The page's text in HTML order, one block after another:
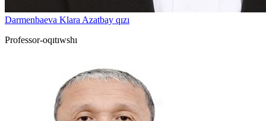
Darmenbaeva Klara Azatbay qızı
Professor-oqıtıwshı